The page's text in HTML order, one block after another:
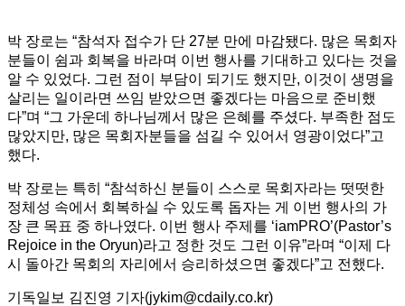
박 장로는 “참석자 접수가 단 27분 만에 마감됐다. 많은 목회자
분들이 쉼과 회복을 바라며 이번 행사를 기대하고 있다는 것을
알 수 있었다. 그런 점이 부담이 되기도 했지만, 이것이 생명을
살리는 일이라면 쓰임 받았으면 좋겠다는 마음으로 준비했
다”며 “그 가운데 하나님께서 많은 은혜를 주셨다. 부족한 점도
많았지만, 많은 목회자분들을 섬길 수 있어서 영광이었다”고
했다.
박 장로는 특히 “참석하신 분들이 스스로 목회자라는 떳떳한
정체성 속에서 회복하실 수 있도록 돕자는 게 이번 행사의 가
장 큰 목표 중 하나였다. 이번 행사 주제를 ‘iamPRO’(Pastor’s
Rejoice in the Oryun)라고 정한 것도 그런 이유”라며 “이제 다
시 돌아간 목회의 자리에서 승리하셨으면 좋겠다”고 전했다.
기독일보 김진영 기자(jykim@cdaily.co.kr)